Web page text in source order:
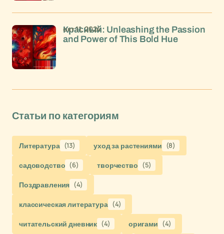
Красный: Unleashing the Passion
and Power of This Bold Hue
окт 11, 2024
Статьи по категориям
Литература (13) уход за растениями (8)
садоводство (6) творчество (5)
Поздравления (4)
классическая литература (4)
читательский дневник (4) оригами (4)